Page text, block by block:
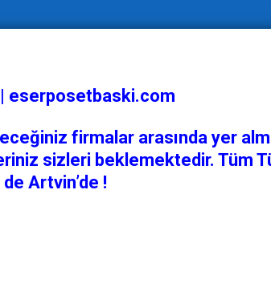
| eserposetbaski.com
firmalar arasında yer
sizleri beklemektedir. Tüm
Artvin’de !